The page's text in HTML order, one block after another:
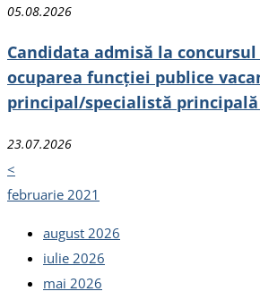
05.08.2026
Candidata admisă la
ocuparea funcției publice
principal/specialistă principală
23.07.2026
<
februarie 2021
august 2026
iulie 2026
mai 2026